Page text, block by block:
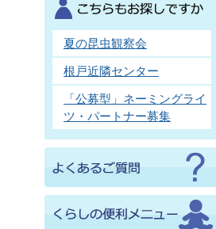
夏の昆虫観察会
根戸近隣センター
「公募型」ネーミングライ
ツ・パートナー募集